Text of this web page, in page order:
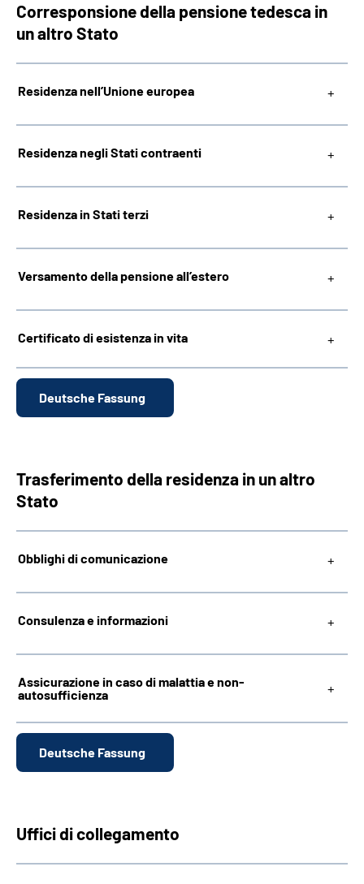
Corresponsione della pensione tedesca in
un altro Stato
Residenza nell’Unione europea
Residenza negli Stati contraenti
Residenza in Stati terzi
Versamento della pensione all’estero
Certificato di esistenza in vita
Deutsche Fassung
Trasferimento della residenza in un altro
Stato
Obblighi di comunicazione
Consulenza e informazioni
Assicurazione in caso di malattia e non-
autosufficienza
Deutsche Fassung
Uffici di collegamento